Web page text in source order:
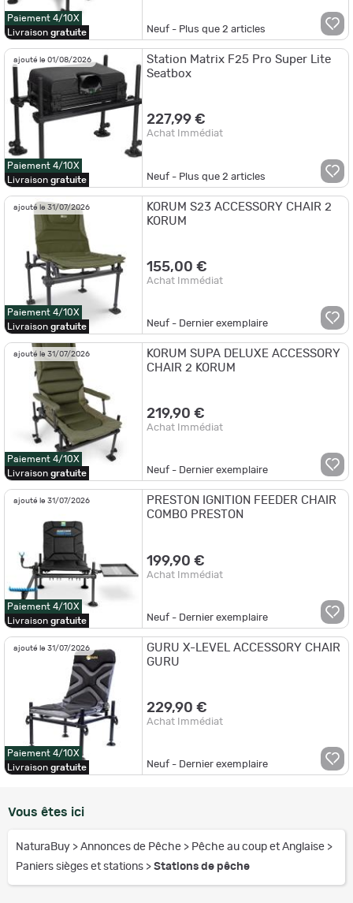
Paiement 4/10X
Livraison gratuite Neuf - Plus que2 articles
ajouté le 01/08/2026
Paiement 4/10X
Livraison gratuite
Station Matrix F25 Pro Super Lite
Seatbox
227,99 €
Achat Immédiat
Neuf - Plus que2 articles
ajouté le 31/07/2026
Paiement 4/10X
Livraison gratuite
KORUM S23 ACCESSORY CHAIR 2
KORUM
155,00 €
Achat Immédiat
Neuf - Dernier exemplaire
ajouté le 31/07/2026
Paiement 4/10X
Livraison gratuite
KORUM SUPA DELUXE ACCESSORY
CHAIR 2 KORUM
219,90 €
Achat Immédiat
Neuf - Dernier exemplaire
ajouté le 31/07/2026
Paiement 4/10X
Livraison gratuite
PRESTON IGNITION FEEDER CHAIR
COMBO PRESTON
199,90 €
Achat Immédiat
Neuf - Dernier exemplaire
ajouté le 31/07/2026
Paiement 4/10X
Livraison gratuite
GURU X-LEVEL ACCESSORY CHAIR
GURU
229,90 €
Achat Immédiat
Neuf - Dernier exemplaire
Vous êtes ici
NaturaBuy > Annonces de Pêche > Pêche au coup et Anglaise >
Paniers sièges et stations > Stations de pêche